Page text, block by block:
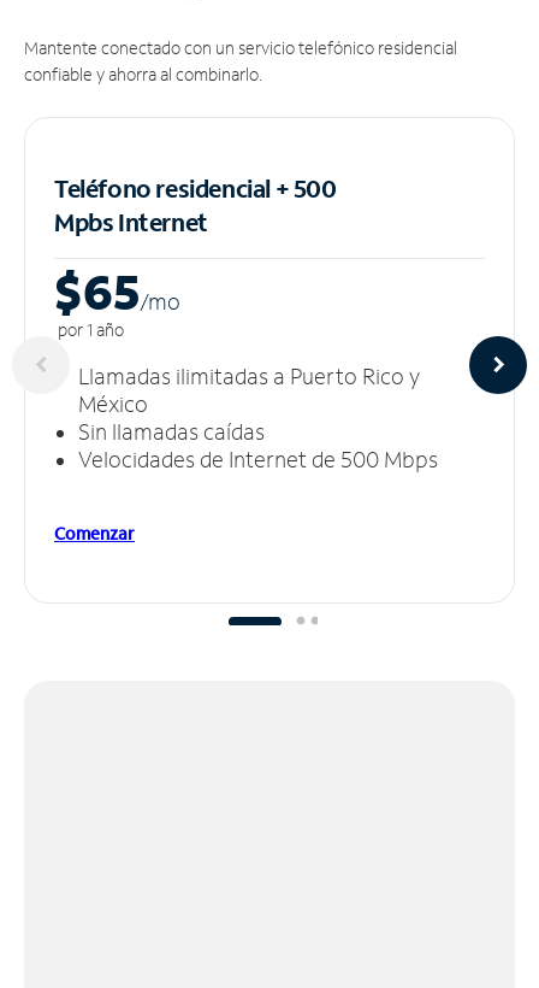
Mantente conectado con un servicio telefónico residencial
confiable y ahorra al combinarlo.
Teléfono residencial + 500
MpbsInternet
$65/mo
por 1 año
Llamadas ilimitadas a Puerto Rico y
México
Sin llamadas caídas
Velocidades de Internet de 500 Mbps
Comenzar